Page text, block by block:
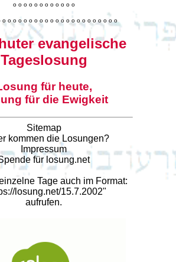
o o o o o o o o o o o o
o o o o o o o o o o o o o o o o o o o o o o
evangelische
Tageslosung
für heute,
für die Ewigkeit
Sitemap
kommen die Losungen?
Impressum
für losung.net
Tage auch im Format:
losung.net/15.7.2002"
aufrufen.